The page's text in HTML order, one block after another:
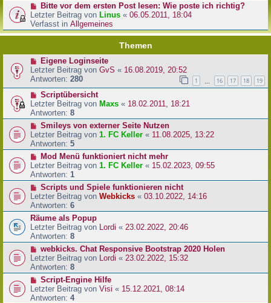
Bitte vor dem ersten Post lesen: Wie poste ich richtig?
Letzter Beitrag von Linus « 06.05.2011, 18:04
Verfasst in Allgemeines
Themen
Eigene Loginseite
Letzter Beitrag von GvS « 16.08.2019, 20:52
Antworten: 280 1 16 17 18 19
Scriptübersicht
Letzter Beitrag von Maxs « 18.02.2011, 18:21
Antworten: 8
Smileys von externer Seite Nutzen
Letzter Beitrag von 1. FC Keller « 11.08.2025, 13:22
Antworten: 5
Mod Menü funktioniert nicht mehr
Letzter Beitrag von 1. FC Keller « 15.02.2023, 09:55
Antworten: 1
Scripts und Spiele funktionieren nicht
Letzter Beitrag von Webkicks « 03.10.2022, 14:16
Antworten: 6
Räume als Popup
Letzter Beitrag von
Lordi « 23.02.2022, 20:46
Antworten: 8
webkicks. Chat Responsive Bootstrap 2020 Holen
Letzter Beitrag von
Lordi « 23.02.2022, 15:32
Antworten: 8
Script-Engine Hilfe
Letzter Beitrag von Visi « 15.12.2021, 08:14
Antworten: 4